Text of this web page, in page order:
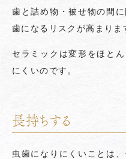
歯と詰め物・被せ物の間
歯になるリスクが高まりま
セラミックは変形をほと
にくいのです。
長持ちする
虫歯になりにくいことは